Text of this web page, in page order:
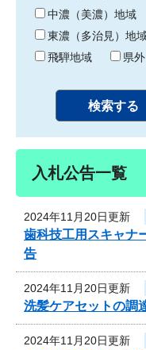
中濃（美濃）地域
東濃（多治見）地
飛騨地域
県外
入札公告一覧
2024年11月20日更新
歯科技工用スキャナ
告
2024年11月20日更新
洗髪ケアセットの調
2024年11月20日更新